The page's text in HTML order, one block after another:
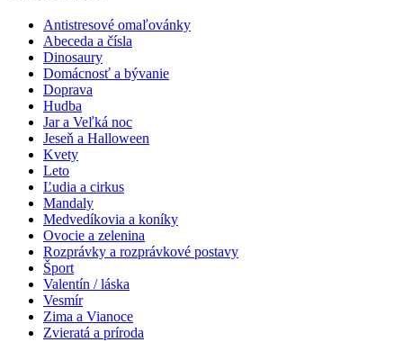
Antistresové omaľovánky
Abeceda a čísla
Dinosaury
Domácnosť a bývanie
Doprava
Hudba
Jar a Veľká noc
Jeseň a Halloween
Kvety
Leto
Ľudia a cirkus
Mandaly
Medvedíkovia a koníky
Ovocie a zelenina
Rozprávky a rozprávkové postavy
Šport
Valentín / láska
Vesmír
Zima a Vianoce
Zvieratá a príroda